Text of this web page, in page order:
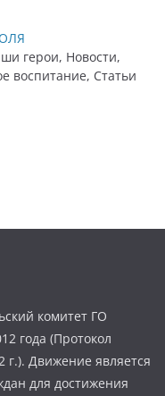
герои, Новости,
воспитание, Статьи
комитет ГО
года (Протокол
Движение является
для достижения